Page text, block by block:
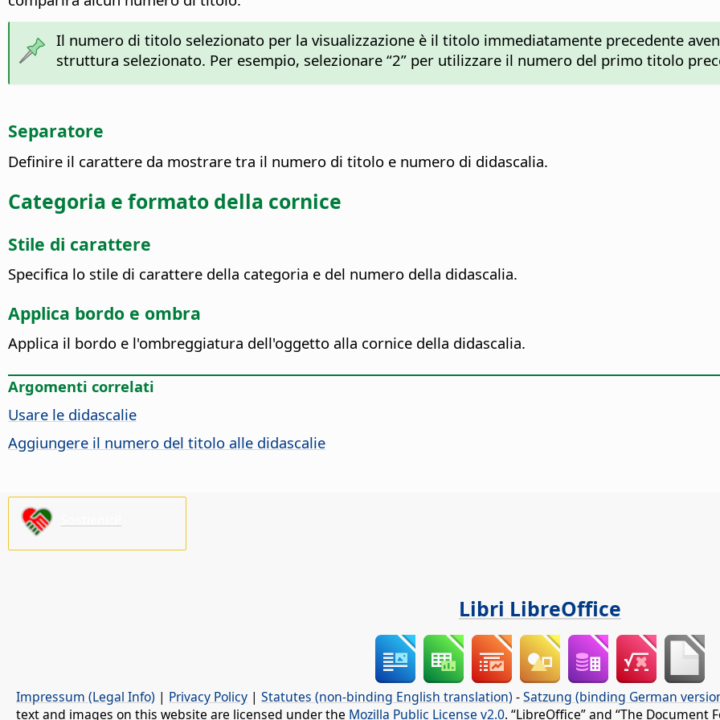
Il numero di titolo selezionato per la visualizzazione è il titolo immediatamente precedente
struttura selezionato. Per esempio, selezionare “2” per utilizzare il numero del primo titolo
Separatore
Definire il carattere da mostrare tra il numero di titolo e numero di didascalia.
Categoria e formato della cornice
Stile di carattere
Specifica lo stile di carattere della categoria e del numero della didascalia.
Applica bordo e ombra
Applica il bordo e l'ombreggiatura dell'oggetto alla cornice della didascalia.
Argomenti correlati
Usare le didascalie
Aggiungere il numero del titolo alle didascalie
Libri LibreOffice
Impressum (Legal Info) | Privacy Policy | Statutes (non-binding English translation) -Satzung (binding German
text and images on this website are licensed under the Mozilla Public License v2.0. “LibreOffice” and “The